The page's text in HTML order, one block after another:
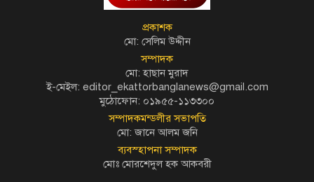
প্রকাশক
মো: সেলিম উদ্দীন
সম্পাদক
মো: হাছান মুরাদ
ই-মেইল: editor_ekattorbanglanews@gmail.com
মুঠোফোন: ০১৯৫৫-১১৩৩০০
সম্পাদকমন্ডলীর সভাপতি
মো: জানে আলম জনি
ব্যবস্হাপনা সম্পাদক
মোঃ মোরশেদুল হক আকবরী